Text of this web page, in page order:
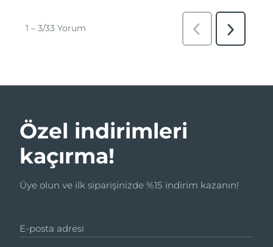
Özel indirimleri
kaçırma!
Üye olun ve ilk siparişinizde %15 indirim kazanın!
E-posta adresi